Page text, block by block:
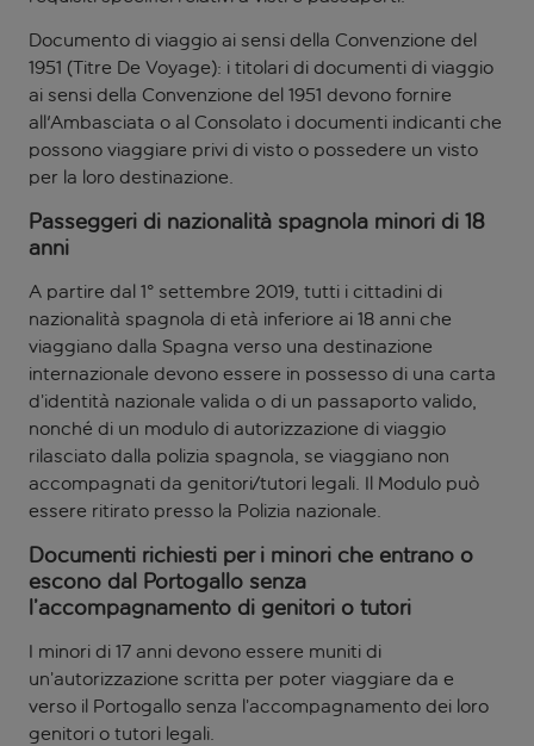
Documento di viaggio ai sensi della Convenzione del
1951 (Titre De Voyage): i titolari di documenti di viaggio
ai sensi della Convenzione del 1951 devono fornire
all'Ambasciata o al Consolato i documenti indicanti che
possono viaggiare privi di visto o possedere un visto
per la loro destinazione.
Passeggeri di nazionalità spagnola minori di 18
anni
A partire dal 1° settembre 2019, tutti i cittadini di
nazionalità spagnola di età inferiore ai 18 anni che
viaggiano dalla Spagna verso una destinazione
internazionale devono essere in possesso di una carta
d’identità nazionale valida o di un passaporto valido,
nonché di un modulo di autorizzazione di viaggio
rilasciato dalla polizia spagnola, se viaggiano non
accompagnati da genitori/tutori legali. Il Modulo può
essere ritirato presso la Polizia nazionale.
Documenti richiesti per i minori che entrano o
escono dal Portogallo senza
l’accompagnamento di genitori o tutori
I minori di 17 anni devono essere muniti di
un’autorizzazione scritta per poter viaggiare da e
verso il Portogallo senza l’accompagnamento dei loro
genitori o tutori legali.